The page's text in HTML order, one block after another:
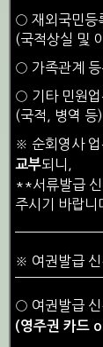
○ 재외국민등
(국적상실 및
○ 가족관계 등
○ 기타 민원업
(국적, 병역 등)
※ 순회영사 업
교부되니,
**서류발급
주시기 바랍니
※ 여권발급 신
○ 여권발급 신
(영주권 카드